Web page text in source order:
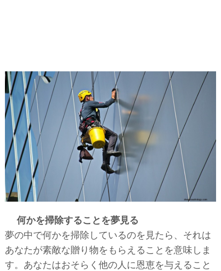
何かを掃除することを夢見る
夢の中で何かを掃除しているのを見たら、それは
あなたが素敵な贈り物をもらえることを意味しま
す。あなたはおそらく他の人に恩恵を与えること